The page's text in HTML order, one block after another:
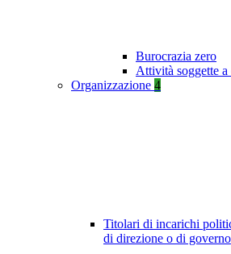
Burocrazia zero
Attività soggette
Organizzazione 4
Titolari di incarichi
di direzione o di governo